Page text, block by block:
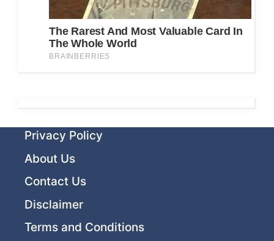
Privacy Policy
About Us
Contact Us
Disclaimer
Terms and Conditions